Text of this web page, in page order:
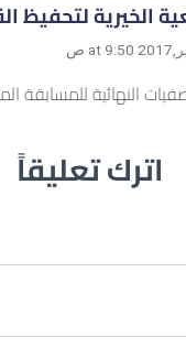
الخيرية لتحفيظ
النهائية للمسابقة المحلية
اترك تعليقاً